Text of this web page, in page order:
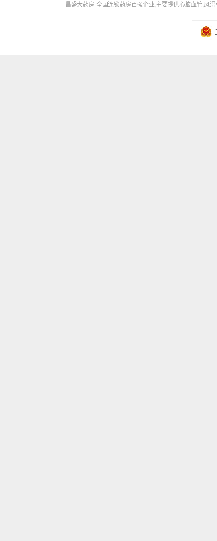
昌盛大药房-全国连锁药房百强企业,主要提供心脑血管,风